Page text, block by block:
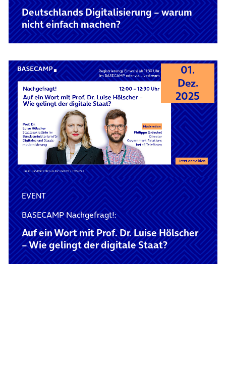
Deutschlands Digitalisierung – warum
nicht einfach machen?
01.
Dez.
2025
EVENT
BASECAMP Nachgefragt!:
Auf ein Wort mit Prof. Dr. Luise Hölscher
– Wie gelingt der digitale Staat?